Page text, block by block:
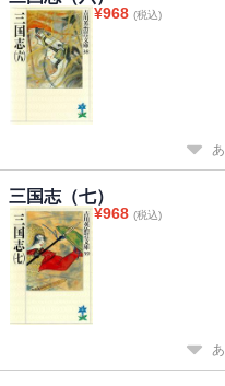
¥968 (税込)
三国志（七）
¥968 (税込)